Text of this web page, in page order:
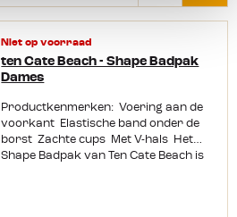
Niet op voorraad
ten Cate Beach - Shape Badpak
Dames
Productkenmerken: Voering aan de
voorkant Elastische band onder de
borst Zachte cups Met V-hals Het
Shape Badpak van Ten Cate Beach is